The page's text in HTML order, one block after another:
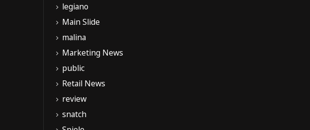
legiano
Main Slide
malina
Marketing News
public
Retail News
review
snatch